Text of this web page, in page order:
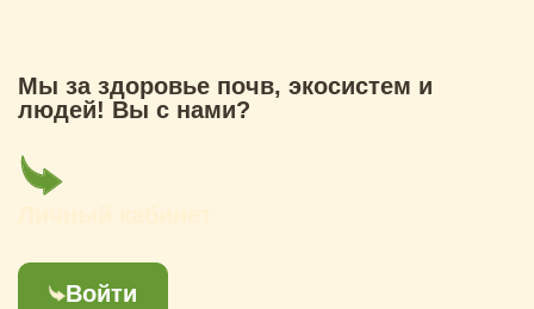
Мы за здоровье почв, экосистем и
людей! Вы с нами?
Войти